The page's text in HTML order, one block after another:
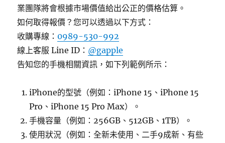
業團隊將會根據市場價值給出公正的價格估算。
如何取得報價？您可以透過以下方式：
收購專線： 0989-530-992
線上客服 Line ID： @gapple
告知您的手機相關資訊，如下列範例所示：
iPhone的型號（例如：iPhone 15、iPhone 15
Pro、iPhone 15 Pro Max）。
手機容量（例如：256GB、512GB、1TB）。
使用狀況（例如：全新未使用、二手9成新、有些